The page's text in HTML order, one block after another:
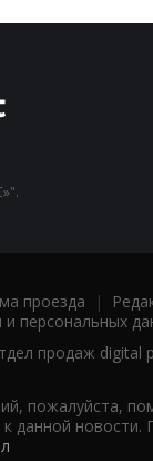
проезда |
персональных
продаж digital
пожалуйста,
данной новости.